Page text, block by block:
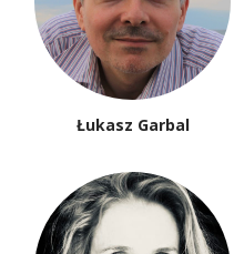
Łukasz Garbal